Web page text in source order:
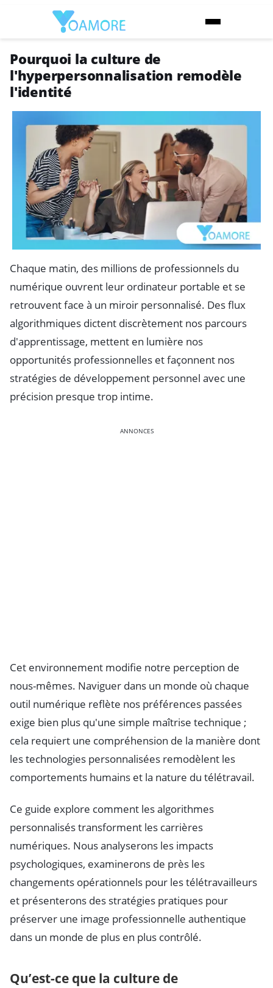
Pourquoi la culture de
l'hyperpersonnalisation remodèle
l'identité
Chaque matin, des millions de professionnels du
numérique ouvrent leur ordinateur portable et se
retrouvent face à un miroir personnalisé. Des flux
algorithmiques dictent discrètement nos parcours
d'apprentissage, mettent en lumière nos
opportunités professionnelles et façonnent nos
stratégies de développement personnel avec une
précision presque trop intime.
ANNONCES
Cet environnement modifie notre perception de
nous-mêmes. Naviguer dans un monde où chaque
outil numérique reflète nos préférences passées
exige bien plus qu'une simple maîtrise technique ;
cela requiert une compréhension de la manière dont
les technologies personnalisées remodèlent les
comportements humains et la nature du télétravail.
Ce guide explore comment les algorithmes
personnalisés transforment les carrières
numériques. Nous analyserons les impacts
psychologiques, examinerons de près les
changements opérationnels pour les télétravailleurs
et présenterons des stratégies pratiques pour
préserver une image professionnelle authentique
dans un monde de plus en plus contrôlé.
Qu’est-ce que la culture de